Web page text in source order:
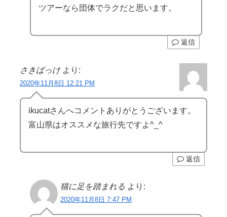
ツアーなら団体でラクだと思います。
返信
さきばっけ より:
2020年11月8日 12:21 PM
ikucatさんへコメントありがとうございます。
富山県はオススメな旅行先ですよ^_^
返信
猫に足を踏まれる より:
2020年11月8日 7:47 PM